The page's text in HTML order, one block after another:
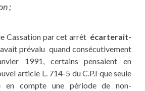
;
Cassation par cet arrêt écarterait-
prévalu quand consécutivement
1991, certains pensaient en
article L. 714-5 du C.P.I que seule
en compte une période de non-